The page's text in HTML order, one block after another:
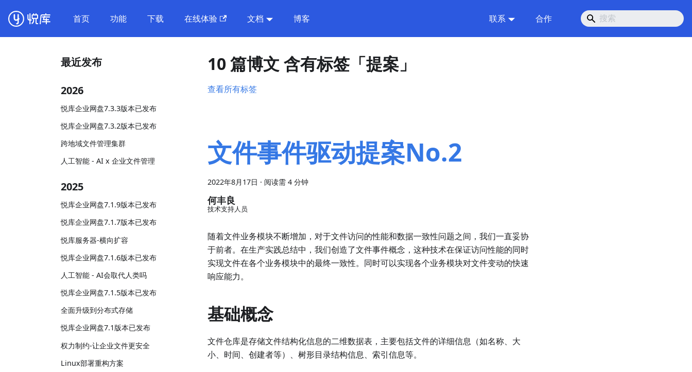
首页 功能 下载 在线体验 文档 博客 联系 合作
最近发布
2026
悦库企业网盘7.3.3版本已发布
悦库企业网盘7.3.2版本已发布
跨地域文件管理集群
人工智能 - AI x 企业文件管理
2025
悦库企业网盘7.1.9版本已发布
悦库企业网盘7.1.7版本已发布
悦库服务器-横向扩容
悦库企业网盘7.1.6版本已发布
人工智能 - AI会取代人类吗
悦库企业网盘7.1.5版本已发布
全面升级到分布式存储
悦库企业网盘7.1版本已发布
权力制约-让企业文件更安全
Linux部署重构方案
10 篇博文 含有标签「提案」
查看所有标签
文件事件驱动提案No.2
2022年8月17日 · 阅读需 4 分钟
何丰良
技术支持人员
随着文件业务模块不断增加，对于文件访问的性能和数据一致性问题之间，我们一直妥协
于前者。在生产实践总结中，我们创造了文件事件概念，这种技术在保证访问性能的同时
实现文件在各个业务模块中的最终一致性。同时可以实现各个业务模块对文件变动的快速
响应能力。
基础概念
文件仓库是存储文件结构化信息的二维数据表，主要包括文件的详细信息（如名称、大
小、时间、创建者等）、树形目录结构信息、索引信息等。